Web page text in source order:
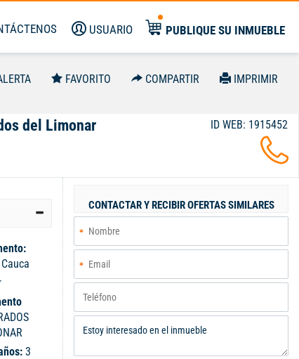
USUARIO PUBLIQUE SU INMUEBLE
FAVORITO COMPARTIR IMPRIMIR
del Limonar ID WEB: 1915452
3
CONTACTAR Y RECIBIR OFERTAS SIMILARES